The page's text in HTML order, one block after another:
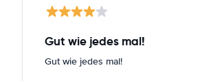
Gut wie jedes mal!
Gut wie jedes mal!